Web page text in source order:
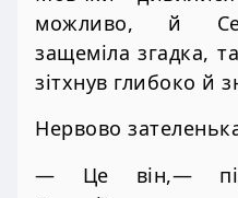
можливо, й
защеміла згадка,
зітхнув глибоко й
Нервово
— Це він,—